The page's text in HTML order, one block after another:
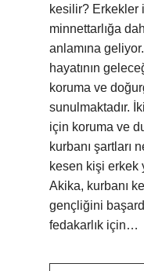
kesilir? Erkekler
minnettarlığa
anlamına
hayatının
koruma ve
sunulmaktadır.
için koruma ve
kurbanı şartları
kesen kişi erkek
Akika, kurbanı
gençliğini
fedakarlık için…